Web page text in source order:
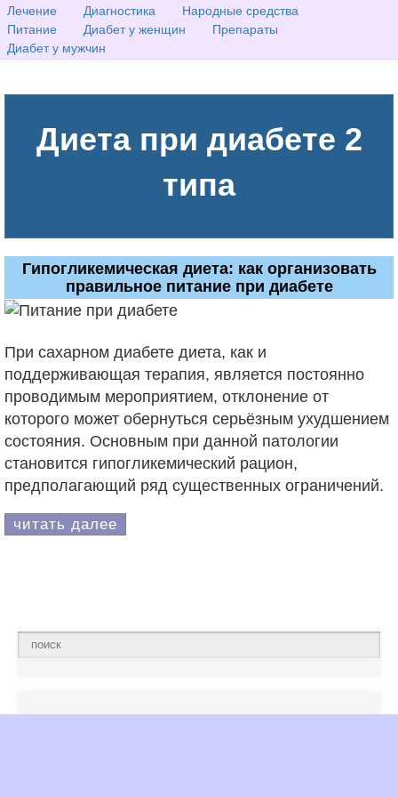
Лечение Диагностика
Народные средства
Питание
Диабет у женщин
Препараты
Диабет у мужчин
Диета при диабете 2
типа
Гипогликемическая диета: как организовать
правильное питание при диабете
При сахарном диабете диета, как и
поддерживающая терапия, является постоянно
проводимым мероприятием, отклонение от
которого может обернуться серьёзным ухудшением
состояния. Основным при данной патологии
становится гипогликемический рацион,
предполагающий ряд существенных ограничений.
читать далее